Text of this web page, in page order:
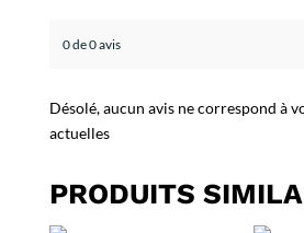
0 de 0 avis
Désolé, aucun avis ne correspond à
actuelles
PRODUITS